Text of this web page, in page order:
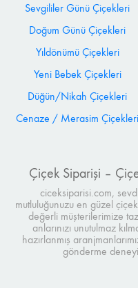
Sevgililer Günü Çiçekleri
Doğum Günü Çiçekleri
Yıldönümü Çiçekleri
Yeni Bebek Çiçekleri
Düğün/Nikah Çiçekleri
Cenaze / Merasim Çiçekleri
Çiçek Siparişi –
ciceksiparisi.com,
mutluluğunuzu en güzel
değerli müşterilerimize
anlarınızı unutulmaz
hazırlanmış
gönderme